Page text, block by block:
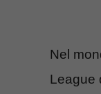
Nel
League